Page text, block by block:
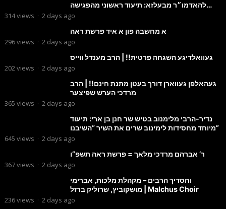
להאדמו״ר מבעלזא: תיעוד ראשוני מהפגישה
הנדירה
314views · 2 days ago
א מחשבה פון א איד פרשת ראה
296views · 2 days ago
געוואלדיגע השגחה פרטית!! | הרב מענדל ווייס
202views · 2 days ago
געהאלפן געווארן דורך בעטן מתנת חינם!! | הרב
מרדכי הערש שפיצער
365 views · 2 days ago
נדיר-הרבי מלימנוב בטיש שר חנן בן ארי: תיעוד
מיוחד מחסידות לימינוב שרים את השיר “השיבנו”
645 views · 2 days ago
ר’ אברהם מרדכי מלאך = פרשת ראה תשפ”ו
367views · 2 days ago
וחסדיך הרבים – מקהלת מלכות, אברימי
מושקוביץ, שרוליק ברזל | Malchus Choir
236views · 2 days ago